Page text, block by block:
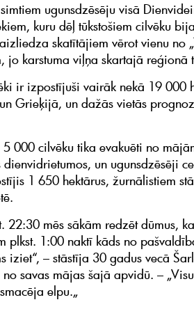
ugunsdzēsēju visā
kuru dēļ tūkstošiem cilvēku
skatītājiem vērot vienu no
jo karstuma viļņa skartajā reģionā
ir izpostījuši vairāk nekā 19 000
Grieķijā, un dažās vietās
000 cilvēku tika evakuēti no
dienvidrietumos, un ugunsdzēsēji
1 650 hektārus, žurnālistiem
22:30 mēs sākām redzēt dūmus,
plkst. 1:00 naktī kāds no
iziet“, – stāstīja 30 gadus vecā
no savas mājas šajā apvidū. –
elpu.„